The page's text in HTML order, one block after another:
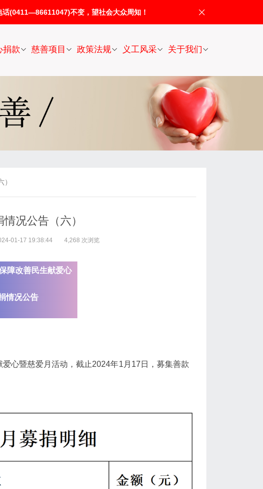
话(0411—86611047)不变，望社会大众周知！
捐款 慈善项目 政策法规 义工风采 关于我们
况公告（六）
01-17 19:38:44 4,268 次浏览
障改善民生献爱心
情况公告
暨慈爱月活动，截止2024年1月17日，募集善款